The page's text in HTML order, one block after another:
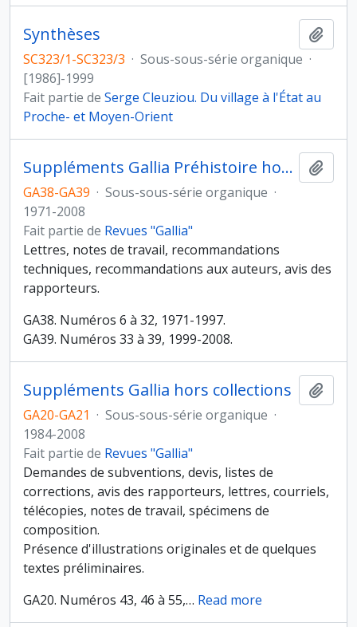
Synthèses
SC323/1-SC323/3 · Sous-sous-série organique ·
[1986]-1999
Fait partie de Serge Cleuziou. Du village à l'État au
Proche- et Moyen-Orient
Suppléments Gallia Préhistoire hors collection
GA38-GA39 · Sous-sous-série organique ·
1971-2008
Fait partie de Revues "Gallia"
Lettres, notes de travail, recommandations
techniques, recommandations aux auteurs, avis des
rapporteurs.
GA38. Numéros 6 à 32, 1971-1997.
GA39. Numéros 33 à 39, 1999-2008.
Suppléments Gallia hors collections
GA20-GA21 · Sous-sous-série organique ·
1984-2008
Fait partie de Revues "Gallia"
Demandes de subventions, devis, listes de
corrections, avis des rapporteurs, lettres, courriels,
télécopies, notes de travail, spécimens de
composition.
Présence d'illustrations originales et de quelques
textes préliminaires.
GA20. Numéros 43, 46 à 55,… Read more